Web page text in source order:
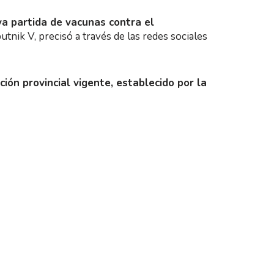
partida de vacunas contra el
V, precisó a través de las redes sociales
provincial vigente, establecido por la